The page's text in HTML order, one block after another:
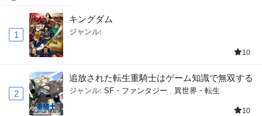
1
キングダム
ジャンル:
10
2
追放された転生重騎士はゲーム知識で無双する
ジャンル: SF・ファンタジー 異世界・転生
10